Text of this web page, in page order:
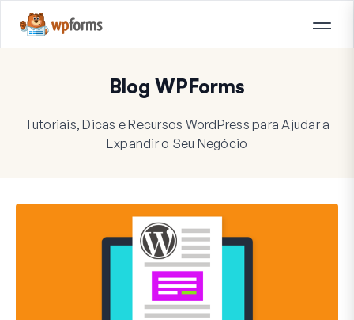
Blog WPForms
Tutoriais, Dicas e Recursos WordPress para Ajudar a
Expandir o Seu Negócio